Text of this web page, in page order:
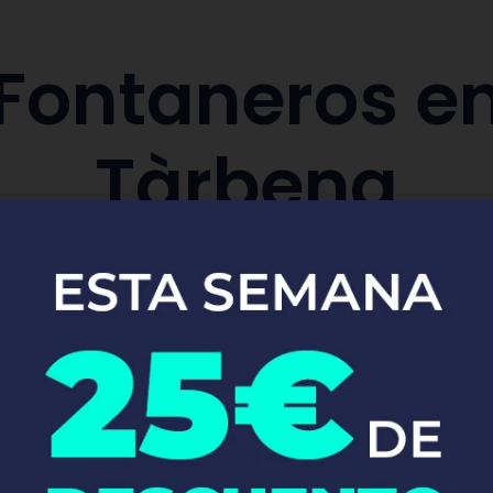
Tàrbena
e instalación de sistemas de agua y
Pide tu presupuesto ya